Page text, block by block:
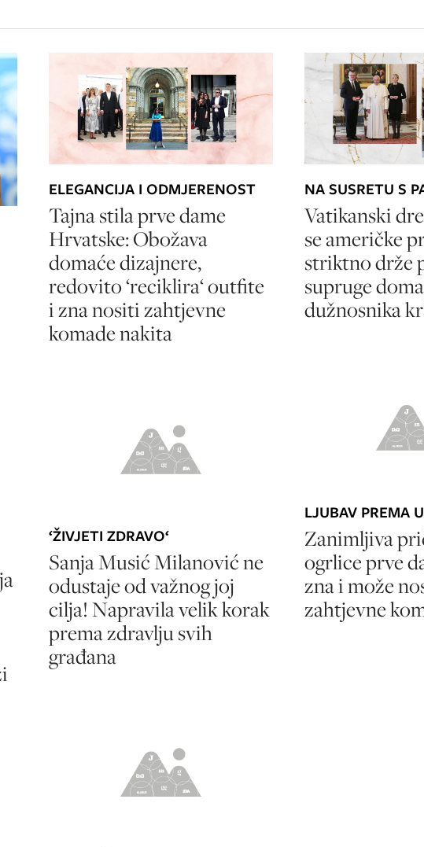
ELEGANCIJA I ODMJERENOST
Tajna stila prve dame
Hrvatske: Obožava
domaće dizajnere,
redovito ‘reciklira‘ outfite
i zna nositi zahtjevne
komade nakita
‘ŽIVJETI ZDRAVO‘
Sanja Musić Milanović ne
odustaje od važnog joj
cilja! Napravila velik korak
prema zdravlju svih
građana
NA SUSRETU S
Vatikanski
se američke
striktno drže
supruge
dužnosnika
LJUBAV PREMA
Zanimljiva
ogrlice prve
zna i može
zahtjevne